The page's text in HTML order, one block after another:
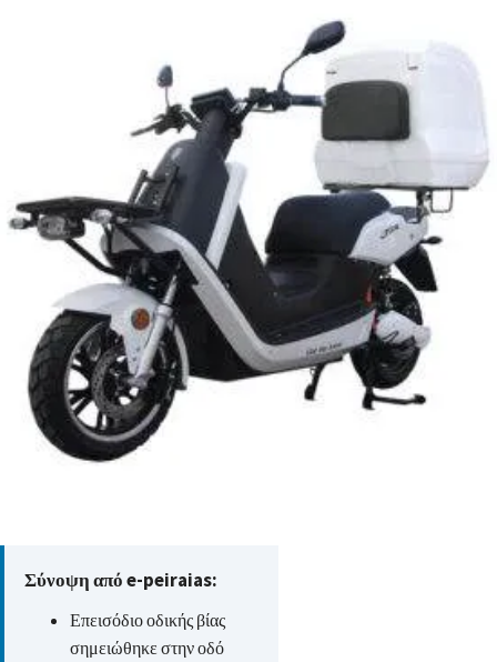
Σύνοψη από e-peiraias:
Επεισόδιο οδικής βίας
σημειώθηκε στην οδό